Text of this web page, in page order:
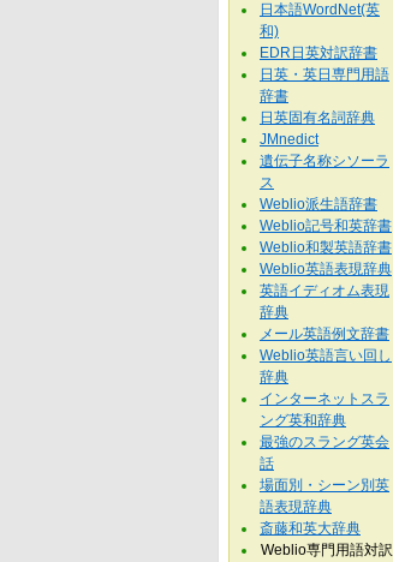
日本語WordNet(英
和)
EDR日英対訳辞書
日英・英日専門用語
辞書
日英固有名詞辞典
JMnedict
遺伝子名称シソーラ
ス
Weblio派生語辞書
Weblio記号和英辞書
Weblio和製英語辞書
Weblio英語表現辞典
英語イディオム表現
辞典
メール英語例文辞書
Weblio英語言い回し
辞典
インターネットスラ
ング英和辞典
最強のスラング英会
話
場面別・シーン別英
語表現辞典
斎藤和英大辞典
Weblio専門用語対訳